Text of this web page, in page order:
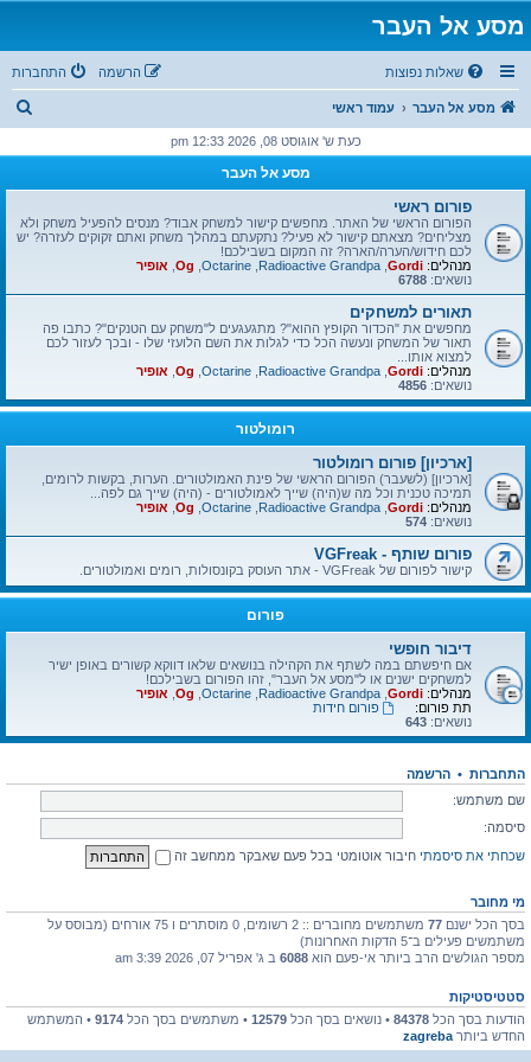
מסע אל העבר
שאלות נפוצות התחברות הרשמה
מסע אל העבר עמוד ראשי
ו
כעת ש' אוגוסט 08, 2026 12:33 pm
מסע אל העבר
פורום ראשי
הפורום הראשי של האתר. מחפשים קישור למשחק אבוד? מנסים להפעיל משחק ולא
מצליחים? מצאתם קישור לא פעיל? נתקעתם במהלך משחק ואתם זקוקים לעזרה? יש
לכם חידוש/הערה/הארה? זה המקום בשבילכם!
מנהלים: Gordi
Radioactive Grandpa
Octarine
Og אופיר
נושאים: 6788
תאורים למשחקים
מחפשים את "הכדור הקופץ ההוא"? מתגעגעים ל"משחק עם הטנקים"? כתבו פה
תאור של המשחק ונעשה הכל כדי לגלות את השם הלועזי שלו - ובכך לעזור לכם
למצוא אותו...
מנהלים: Gordi
Radioactive Grandpa
Octarine
Og אופיר
נושאים: 4856
רומולטור
[ארכיון] פורום רומולטור
[ארכיון] (לשעבר) הפורום הראשי של פינת האמולטורים. הערות, בקשות לרומים,
תמיכה טכנית וכל מה ש(היה) שייך לאמולטורים - (היה) שייך גם לפה...
מנהלים: Gordi
Radioactive Grandpa
Octarine
Og אופיר
נושאים: 574
פורום שותף - VGFreak
קישור לפורום של VGFreak - אתר העוסק בקונסולות, רומים ואמולטורים.
פורום
דיבור חופשי
אם חיפשתם במה לשתף את הקהילה בנושאים שלאו דווקא קשורים באופן ישיר
למשחקים ישנים או ל"מסע אל העבר", זהו הפורום בשבילכם!
מנהלים: Gordi
Radioactive Grandpa
Octarine
Og אופיר
תת פורום:
פורום חידות
נושאים: 643
התחברות • הרשמה
שם משתמש:
סיסמה:
שכחתי את סיסמתי חיבור אוטומטי בכל פעם שאבקר ממחשב זה
מי מחובר
בסך הכל ישנם 77
משתמשים מחוברים :: 2 רשומים, 0 מוסתרים ו 75 אורחים (מבוסס על
משתמשים פעילים ב־5 הדקות האחרונות)
מספר הגולשים הרב ביותר אי-פעם הוא 6088 ב ג' אפריל 07, 2026 3:39 am
סטטיסטיקות
הודעות בסך הכל 84378 • נושאים בסך הכל 12579 • משתמשים בסך הכל 9174 • המשתמש
החדש ביותר zagreba